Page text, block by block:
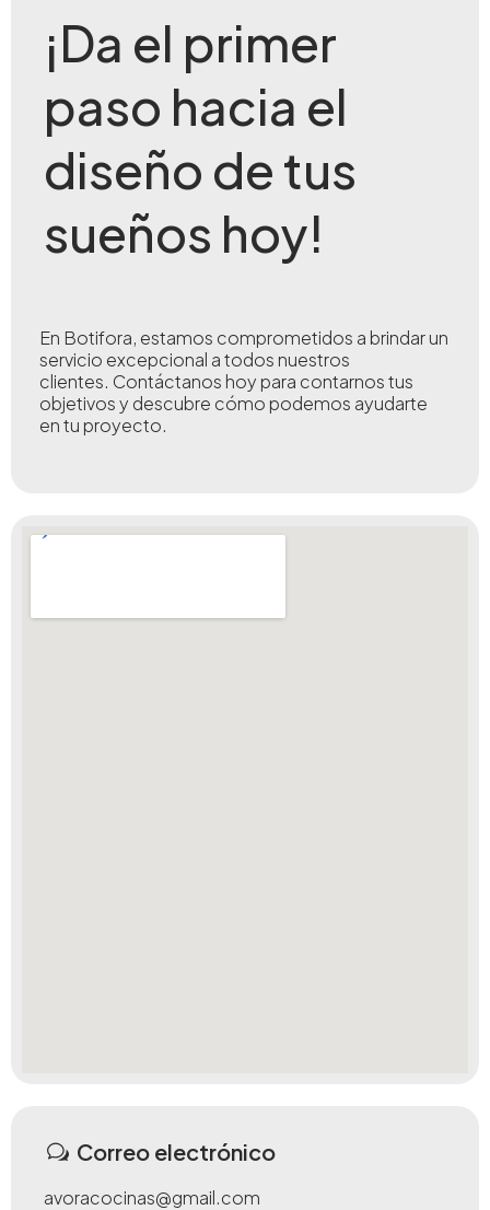
¡Da el primer
paso hacia el
diseño de tus
sueños hoy!
En Botifora, estamos comprometidos a brindar un
servicio excepcional a todos nuestros
clientes. Contáctanos hoy para contarnos tus
objetivos y descubre cómo podemos ayudarte
en tu proyecto.
Correo electrónico
avoracocinas@gmail.com